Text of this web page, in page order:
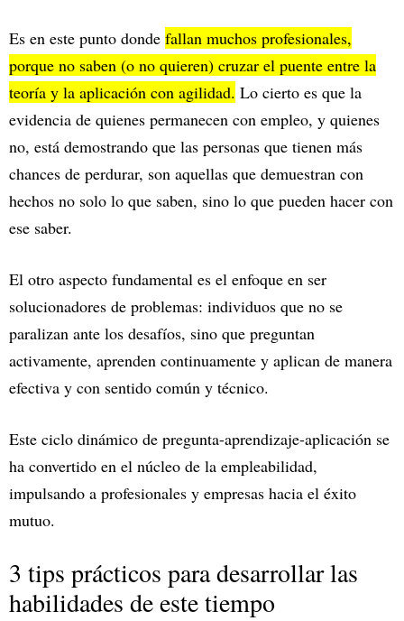
Es en este punto donde fallan muchos profesionales,
porque no saben (o no quieren) cruzar el puente entre la
teoría y la aplicación con agilidad. Lo cierto es que la
evidencia de quienes permanecen con empleo, y quienes
no, está demostrando que las personas que tienen más
chances de perdurar, son aquellas que demuestran con
hechos no solo lo que saben, sino lo que pueden hacer con
ese saber.
El otro aspecto fundamental es el enfoque en ser
solucionadores de problemas: individuos que no se
paralizan ante los desafíos, sino que preguntan
activamente, aprenden continuamente y aplican de manera
efectiva y con sentido común y técnico.
Este ciclo dinámico de pregunta-aprendizaje-aplicación se
ha convertido en el núcleo de la empleabilidad,
impulsando a profesionales y empresas hacia el éxito
mutuo.
3 tips prácticos para desarrollar las
habilidades de este tiempo